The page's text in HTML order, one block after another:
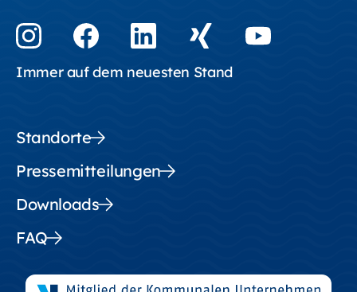
Immer auf dem neuesten Stand
Standorte
Pressemitteilungen
Downloads
FAQ